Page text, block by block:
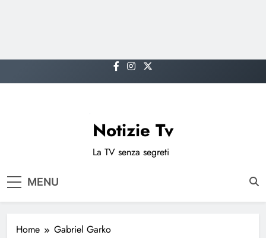
to
Notizie Tv
La TV senza segreti
MENU
Home Gabriel Garko